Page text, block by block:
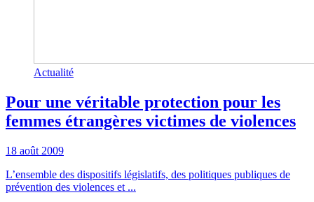
Actualité
Pour une véritable protection pour les
femmes étrangères victimes de violences
18 août 2009
L’ensemble des dispositifs législatifs, des politiques publiques de
prévention des violences et ...